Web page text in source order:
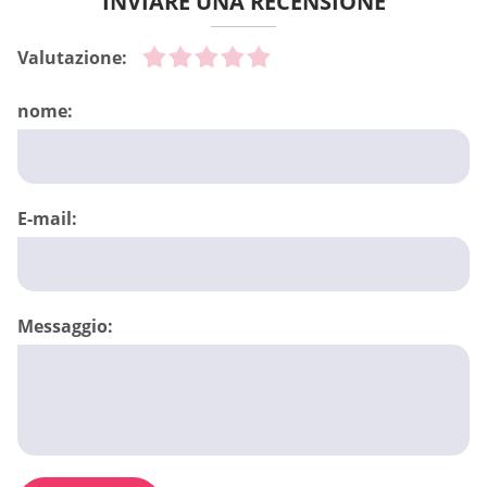
Valutazione:
nome:
E-mail:
Messaggio: